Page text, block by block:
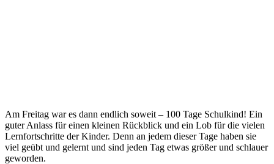
Am Freitag war es dann endlich soweit – 100 Tage Schulkind! Ein
guter Anlass für einen kleinen Rückblick und ein Lob für die vielen
Lernfortschritte der Kinder. Denn an jedem dieser Tage haben sie
viel geübt und gelernt und sind jeden Tag etwas größer und schlauer
geworden.